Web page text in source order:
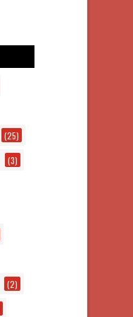
(25)
(3)
(2)